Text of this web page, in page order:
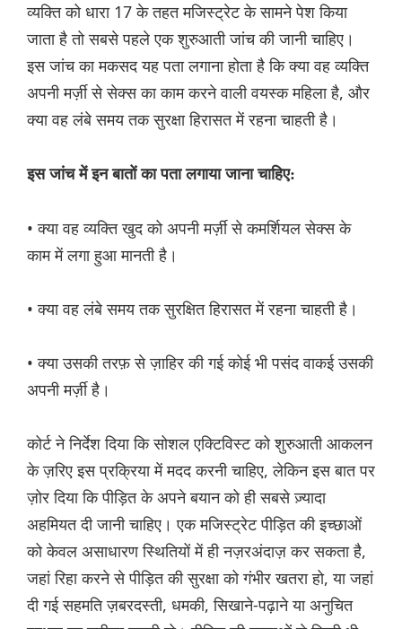
व्यक्ति को धारा 17 के तहत मजिस्ट्रेट के सामने पेश किया
जाता है तो सबसे पहले एक शुरुआती जांच की जानी चाहिए।
इस जांच का मकसद यह पता लगाना होता है कि क्या वह व्यक्ति
अपनी मर्ज़ी से सेक्स का काम करने वाली वयस्क महिला है, और
क्या वह लंबे समय तक सुरक्षा हिरासत में रहना चाहती है।
इस जांच में इन बातों का पता लगाया जाना चाहिए:
• क्या वह व्यक्ति खुद को अपनी मर्ज़ी से कमर्शियल सेक्स के
काम में लगा हुआ मानती है।
• क्या वह लंबे समय तक सुरक्षित हिरासत में रहना चाहती है।
• क्या उसकी तरफ़ से ज़ाहिर की गई कोई भी पसंद वाकई उसकी
अपनी मर्ज़ी है।
कोर्ट ने निर्देश दिया कि सोशल एक्टिविस्ट को शुरुआती आकलन
के ज़रिए इस प्रक्रिया में मदद करनी चाहिए, लेकिन इस बात पर
ज़ोर दिया कि पीड़ित के अपने बयान को ही सबसे ज़्यादा
अहमियत दी जानी चाहिए। एक मजिस्ट्रेट पीड़ित की इच्छाओं
को केवल असाधारण स्थितियों में ही नज़रअंदाज़ कर सकता है,
जहां रिहा करने से पीड़ित की सुरक्षा को गंभीर खतरा हो, या जहां
दी गई सहमति ज़बरदस्ती, धमकी, सिखाने-पढ़ाने या अनुचित